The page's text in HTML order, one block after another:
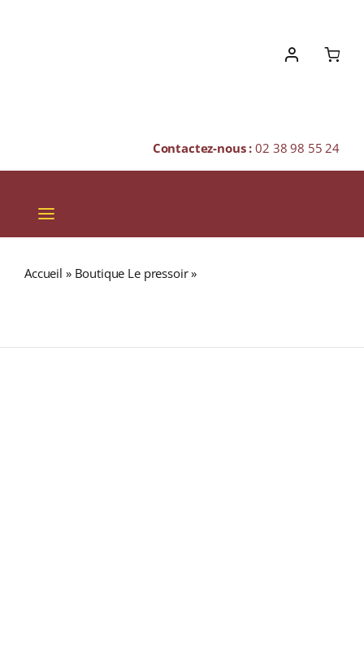
Contactez-nous :02 38 98 55 24
Toggle
Navigation
Accueil » Boutique Le pressoir»